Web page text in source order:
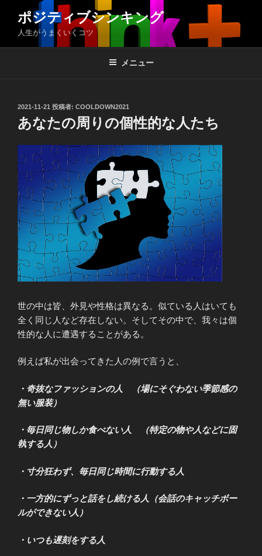
ン
ポジティブシンキング
人生がうまくいくコツ
メニュー
投
稿
日:
2021-11-21 投稿者: COOLDOWN2021
あなたの周りの個性的な人たち
世の中は皆、外見や性格は異なる。似ている人はいても
全く同じ人など存在しない。そしてその中で、我々は個
性的な人に遭遇することがある。
例えば私が出会ってきた人の例で言うと、
・奇抜なファッションの人 （場にそぐわない季節感の
無い服装）
・毎日同じ物しか食べない人 （特定の物や人などに固
執する人）
・寸分狂わず、毎日同じ時間に行動する人
・一方的にずっと話をし続ける人（会話のキャッチボー
ルができない人）
・いつも遅刻をする人